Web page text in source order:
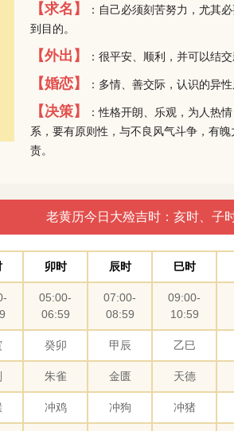
【求名】
：自己必须刻苦努力，尤其
到目的。
【外出】 ：很平安、顺利，并可以结
【婚恋】 ：多情、善交际，认识的异
【决策】
：性格开朗、乐观，为人热
系，要有原则性，与不良风气斗争，有
责。
老黄历今日大殓吉时：亥时、子
卯时 辰时 巳时
05:00-
06:59
07:00-
08:59
09:00-
10:59
癸卯 甲辰 乙巳
朱雀 金匮 天德
冲鸡 冲狗 冲猪